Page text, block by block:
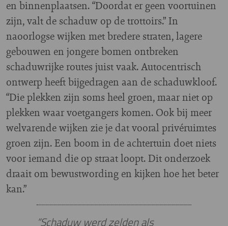
en binnenplaatsen. “Doordat er geen voortuinen
zijn, valt de schaduw op de trottoirs.” In
naoorlogse wijken met bredere straten, lagere
gebouwen en jongere bomen ontbreken
schaduwrijke routes juist vaak. Autocentrisch
ontwerp heeft bijgedragen aan de schaduwkloof.
“Die plekken zijn soms heel groen, maar niet op
plekken waar voetgangers komen. Ook bij meer
welvarende wijken zie je dat vooral privéruimtes
groen zijn. Een boom in de achtertuin doet niets
voor iemand die op straat loopt. Dit onderzoek
draait om bewustwording en kijken hoe het beter
kan.”
“Schaduw werd zelden als